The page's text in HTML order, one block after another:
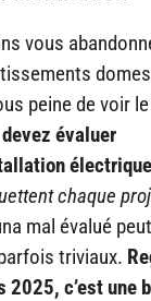
vous
peine de voir
évaluer
chaque
mal évalué
triviaux.
c’est une